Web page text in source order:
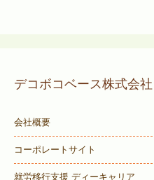
デコボコベース株式会社
会社概要
コーポレートサイト
就労移行支援 ディーキャリア